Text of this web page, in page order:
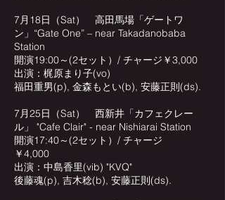
7月18日（Sat） 高田馬場「ゲートワ
ン」“Gate One” – near Takadanobaba
Station
開演19:00～(2セット）/ チャージ￥3,000
出演：梶原まり子(vo)
福田重男(p), 金森もとい(b), 安藤正則(ds).
7月25日（Sat） 西新井「カフェクレー
ル」 "Cafe Clair" - near Nishiarai Station
開演17:40～(2セット）/ チャージ
￥4,000
出演：中島香里(vib) "KVQ"
後藤魂(p), 吉木稔(b), 安藤正則(ds).